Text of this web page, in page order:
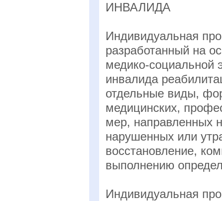
ИНВАЛИДА
Индивидуальная
разработанный на
медико-социальной
инвалида
отдельные виды,
медицинских,
мер, направленных
нарушенных или
восстановление,
выполнению
Индивидуальная